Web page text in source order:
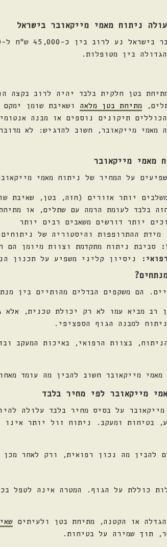
ניתוח מאמי מייקאובר בישראל
בין מטופלות.
בטן חלקית בלבד יהיה לרוב בקצה
מתיחת בטן מלאה ושאיבת שומן
תיקונים נוספים או מבנה
מאמי מייקאובר, חשוב להדגיש: לא
מאמי מייקאובר
על המחיר של ניתוח מאמי
יותר אזורים (חזה, בטן, שאיבת
בלבד לעומת הרמה עם שתלים, או
יותר דורשים משאבים רבים יותר
מידת ההתרופפות והיסטוריה של
סביבת ניתוח מתקדמת וצוות מיומן הם
ניסיון קליני משפיע על תכנון
הם משקפים הבדלים מהותיים בין
רב מביא עמו לא רק יכולת טכנית,
למבנה הגוף הספציפי.
בצוות הרפואי, באיכות המעקב
מייקאובר חשוב להבין מה עומד
מייקאובר לפי מחיר בלבד
מייקאובר על בסיס מחיר בלבד עלולה
בטיחות ומעקב. ניתוח זול יותר
להבין מה נכון רפואית, ורק לאחר מכן
כוללת על הגוף. המטרה אינה לטפל
או הקטנה, מתיחת בטן ולעיתים
תוך שמירה על בטיחות.